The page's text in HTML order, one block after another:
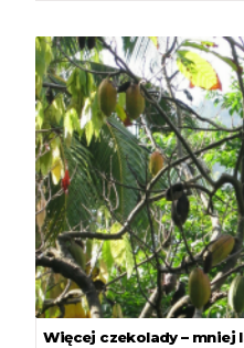
Więcej czekolady – mniej